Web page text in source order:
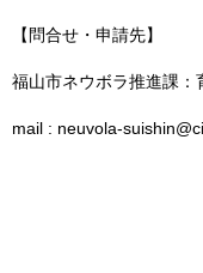
【問合せ・申請先】
福山市ネウボラ推進課
mail : neuvola-